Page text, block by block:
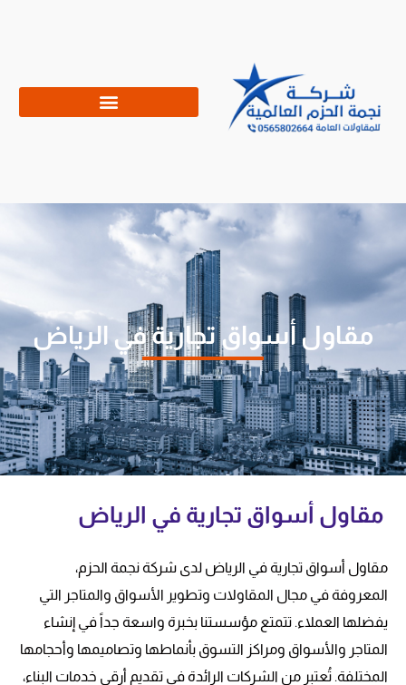
مقاول أسواق تجارية في الرياض
مقاول أسواق تجارية في الرياض
مقاول أسواق تجارية في الرياض لدى شركة نجمة الحزم،
المعروفة في مجال المقاولات وتطوير الأسواق والمتاجر التي
يفضلها العملاء. تتمتع مؤسستنا بخبرة واسعة جداً في إنشاء
المتاجر والأسواق ومراكز التسوق بأنماطها وتصاميمها وأحجامها
المختلفة. تُعتبر من الشركات الرائدة في تقديم أرقى خدمات البناء،